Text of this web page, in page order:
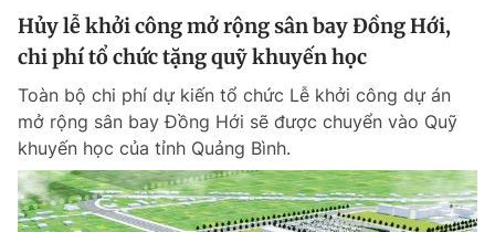
Hủy lễ khởi công mở rộng sân bay Đồng Hới,
chi phí tổ chức tặng quỹ khuyến học
Toàn bộ chi phí dự kiến tổ chức Lễ khởi công dự án
mở rộng sân bay Đồng Hới sẽ được chuyển vào Quỹ
khuyến học của tỉnh Quảng Bình.